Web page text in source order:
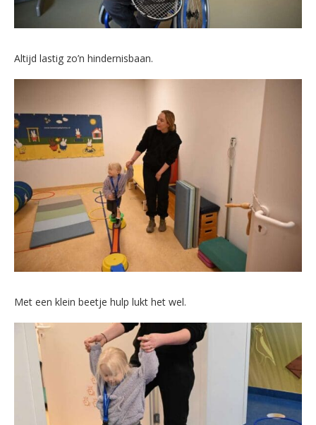
Altijd lastig zo’n hindernisbaan.
Met een klein beetje hulp lukt het wel.